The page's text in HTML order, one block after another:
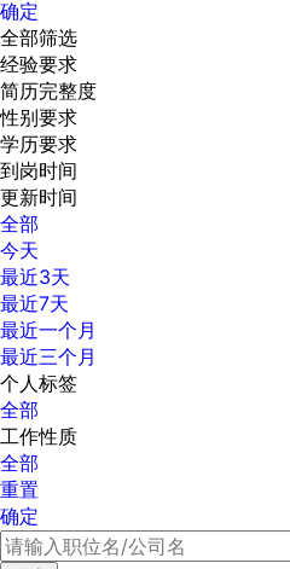
确定
全部筛选
经验要求
简历完整度
性别要求
学历要求
到岗时间
更新时间
全部
今天
最近3天
最近7天
最近一个月
最近三个月
个人标签
全部
工作性质
全部
重置
确定